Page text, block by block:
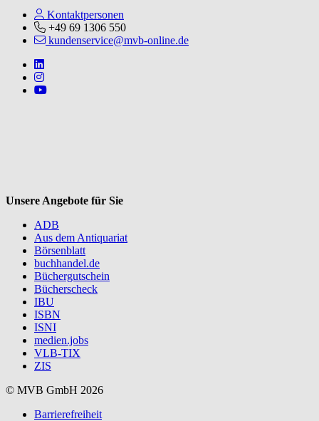
Kontaktpersonen
+49 69 1306 550
kundenservice@mvb-online.de
Follow us on https://www.linkedin.com/company/mvbbooks
Follow us on https://www.instagram.com/lifeatmvb/
Follow us on https://www.youtube.com/@mvbbooks
Unsere Angebote für Sie
ADB
Aus dem Antiquariat
Börsenblatt
buchhandel.de
Büchergutschein
Bücherscheck
IBU
ISBN
ISNI
medien.jobs
VLB-TIX
ZIS
© MVB GmbH 2026
Barrierefreiheit